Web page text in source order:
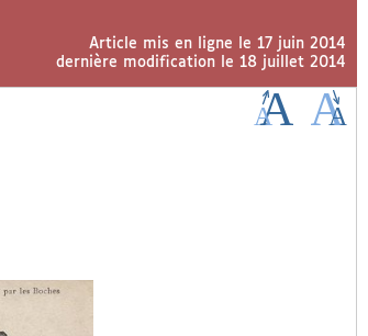
Article mis en ligne le 17 juin 2014
dernière modification le 18 juillet 2014